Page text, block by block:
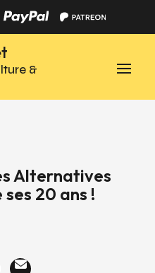
&
Alternatives
20 ans !